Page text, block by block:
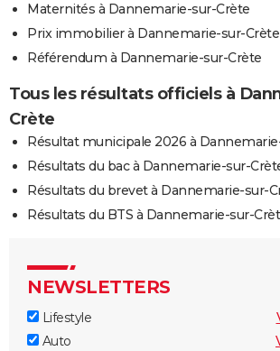
Maternités à Dannemarie-sur-Crète
Prix immobilier à Dannemarie-sur-Crète
Référendum à Dannemarie-sur-Crète
Tous les résultats officiels à
Crète
Résultat municipale 2026 à
Résultats du bac à Dannemarie-sur-
Résultats du brevet à Dannemarie-sur-
Résultats du BTS à Dannemarie-sur-
NEWSLETTERS
Lifestyle
Auto